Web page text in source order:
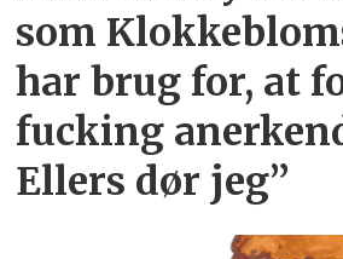
som
har brug for, at
fucking
Ellers dør jeg”